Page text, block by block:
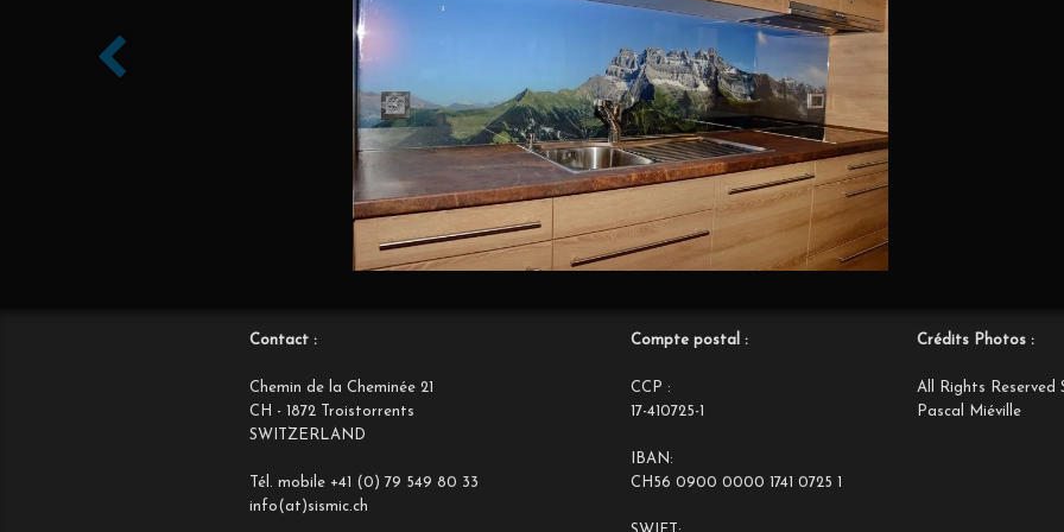
Contact :
Chemin de la Cheminée 21
CH - 1872 Troistorrents
SWITZERLAND
Tél. mobile +41 (0) 79 549 80 33
info(at)sismic.ch
Compte postal :
CCP :
17-410725-1
IBAN:
CH56 0900 0000 1741 0725 1
Crédits Photos :
All Rights Reserved
Pascal Miéville